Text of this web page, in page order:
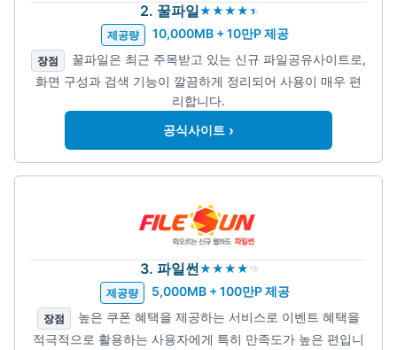
2. 꿀파일
제공량 10,000MB + 10만P 제공
장점
꿀파일은 최근 주목받고 있는 신규 파일공유사이트로,
화면 구성과 검색 기능이 깔끔하게 정리되어 사용이 매우 편
리합니다.
공식사이트 ›
3. 파일썬
제공량 5,000MB + 100만P 제공
장점
높은 쿠폰 혜택을 제공하는 서비스로 이벤트 혜택을
적극적으로 활용하는 사용자에게 특히 만족도가 높은 편입니